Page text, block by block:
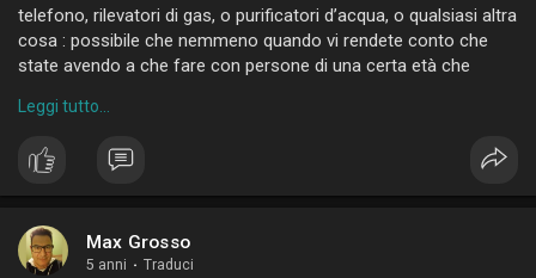
telefono, rilevatori di gas, o purificatori d’acqua, o qualsiasi altra
cosa : possibile che nemmeno quando vi rendete conto che
state avendo a che fare con persone di una certa età che
proponendo non abbiate il buon senso di lasciar perdere ?
facendo il vostro lavoro, in quei casi state facendo ben altro, e
lo sapete bene. Non ci pensate che quelli che state truffando
state truffando), potrebbero essere i vostri genitori o i vostri
nonni ?
Leggi tutto...
Max Grosso
5 anni · Traduci